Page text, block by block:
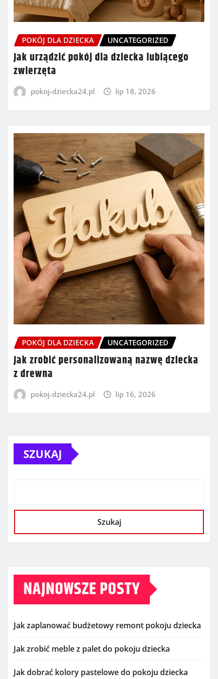
POKÓJ DLA DZIECKA UNCATEGORIZED
Jak urządzić pokój dla dziecka lubiącego
zwierzęta
pokoj-dziecka24.pl lip 18, 2026
POKÓJ DLA DZIECKA UNCATEGORIZED
Jak zrobić personalizowaną nazwę dziecka
z drewna
pokoj-dziecka24.pl lip 16, 2026
SZUKAJ
Szukaj
NAJNOWSZE POSTY
Jak zaplanować budżetowy remont pokoju dziecka
Jak zrobić meble z palet do pokoju dziecka
Jak dobrać kolory pastelowe do pokoju dziecka